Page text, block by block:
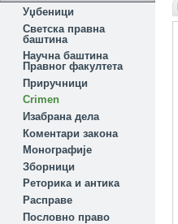
Уџбеници
Светска правна
баштина
Научна баштина
Правног факултета
Приручници
Crimen
Изабрана дела
Коментари закона
Монографије
Зборници
Реторика и антика
Расправе
Пословно право